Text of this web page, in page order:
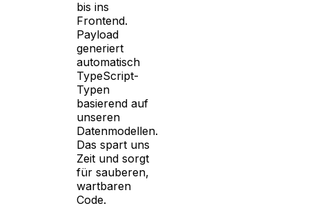
bis ins
Frontend.
Payload
generiert
automatisch
TypeScript-
Typen
basierend auf
unseren
Datenmodellen.
Das spart uns
Zeit und sorgt
für sauberen,
wartbaren
Code.